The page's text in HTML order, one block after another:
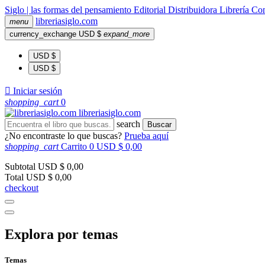
Siglo | las formas del pensamiento Editorial Distribuidora Librería
menu libreriasiglo.com
currency_exchange USD $ expand_more
USD $
USD $
 Iniciar sesión
shopping_cart 0
libreriasiglo.com
search
Buscar
¿No encontraste lo que buscas? Prueba aquí
shopping_cart Carrito 0 USD $ 0,00
Subtotal USD $ 0,00
Total USD $ 0,00
checkout
Explora por temas
Temas